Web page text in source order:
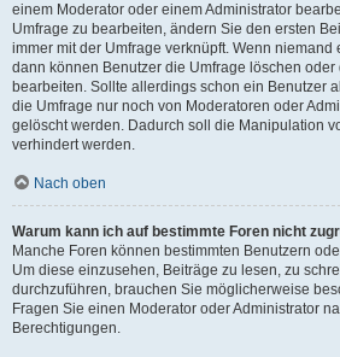
einem Moderator oder einem Administrator
Umfrage zu bearbeiten, ändern Sie den ersten
immer mit der Umfrage verknüpft. Wenn
dann können Benutzer die Umfrage löschen oder
bearbeiten. Sollte allerdings schon ein Benutzer
die Umfrage nur noch von Moderatoren oder
gelöscht werden. Dadurch soll die Manipulation
verhindert werden.
Nach oben
Warum kann ich auf bestimmte Foren nicht
Manche Foren können bestimmten Benutzern
Um diese einzusehen, Beiträge zu lesen, zu
durchzuführen, brauchen Sie möglicherweise
Fragen Sie einen Moderator oder Administrator
Berechtigungen.